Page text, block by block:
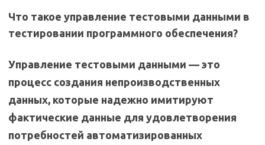
Что такое управление тестовыми данными в
тестировании программного обеспечения?
Управление тестовыми данными — это
процесс создания непроизводственных
данных, которые надежно имитируют
фактические данные для удовлетворения
потребностей автоматизированных